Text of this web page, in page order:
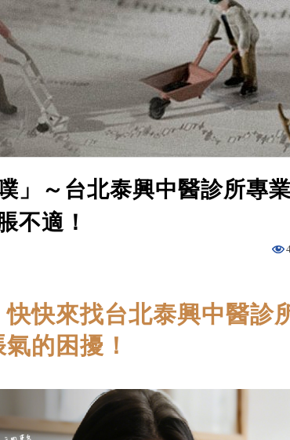
」～台北泰興中醫診所專
不適！
快來找台北泰興中醫診
的困擾！